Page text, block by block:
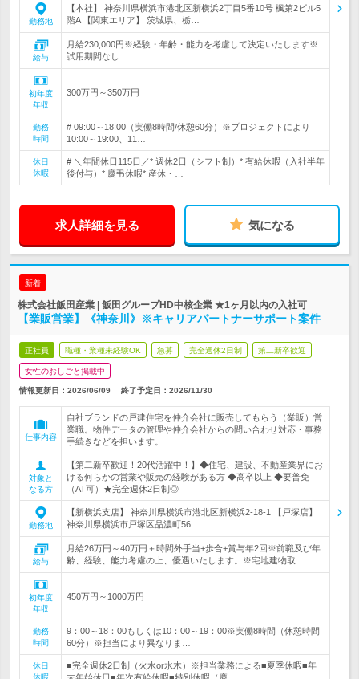
勤務地
【本社】 神奈川県横浜市港北区新横浜2丁目5番10号 楓第2ビル5
階A 【関東エリア】 茨城県、栃…
給与
月給230,000円※経験・年齢・能力を考慮して決定いたします※
試用期間なし
初年度
年収
300万円～350万円
勤務
時間
# 09:00～18:00（実働8時間/休憩60分）※プロジェクトにより
10:00～19:00、11…
休日
休暇
# ＼年間休日115日／* 週休2日（シフト制）* 有給休暇（入社半年
後付与）* 慶弔休暇* 産休・…
求人詳細を見る 気になる
新着
株式会社飯田産業 | 飯田グループHD中核企業 ★1ヶ月以内の入社可
【業販営業】《神奈川》※キャリアパートナーサポート案件
正社員 職種・業種未経験OK 急募 完全週休2日制 第二新卒歓迎
女性のおしごと掲載中
情報更新日：2026/06/09 終了予定日： 2026/11/30
仕事内容
自社ブランドの戸建住宅を仲介会社に販売してもらう（業販）営
業職。物件データの管理や仲介会社からの問い合わせ対応・事務
手続きなどを担います。
対象と
なる方
【第二新卒歓迎！20代活躍中！】◆住宅、建設、不動産業界にお
ける何らかの営業や販売の経験がある方 ◆高卒以上 ◆要普免
（AT可）★完全週休2日制◎
勤務地
【新横浜支店】 神奈川県横浜市港北区新横浜2-18-1 【戸塚店】
神奈川県横浜市戸塚区品濃町56…
給与
月給26万円～40万円＋時間外手当+歩合+賞与年2回※前職及び年
齢、経験、能力考慮の上、優遇いたします。※宅地建物取…
初年度
年収
450万円～1000万円
勤務
時間
9：00～18：00もしくは10：00～19：00※実働8時間（休憩時間
60分）※担当により異なりま…
休日
休暇
■完全週休2日制（火水or水木）※担当業務による■夏季休暇■年